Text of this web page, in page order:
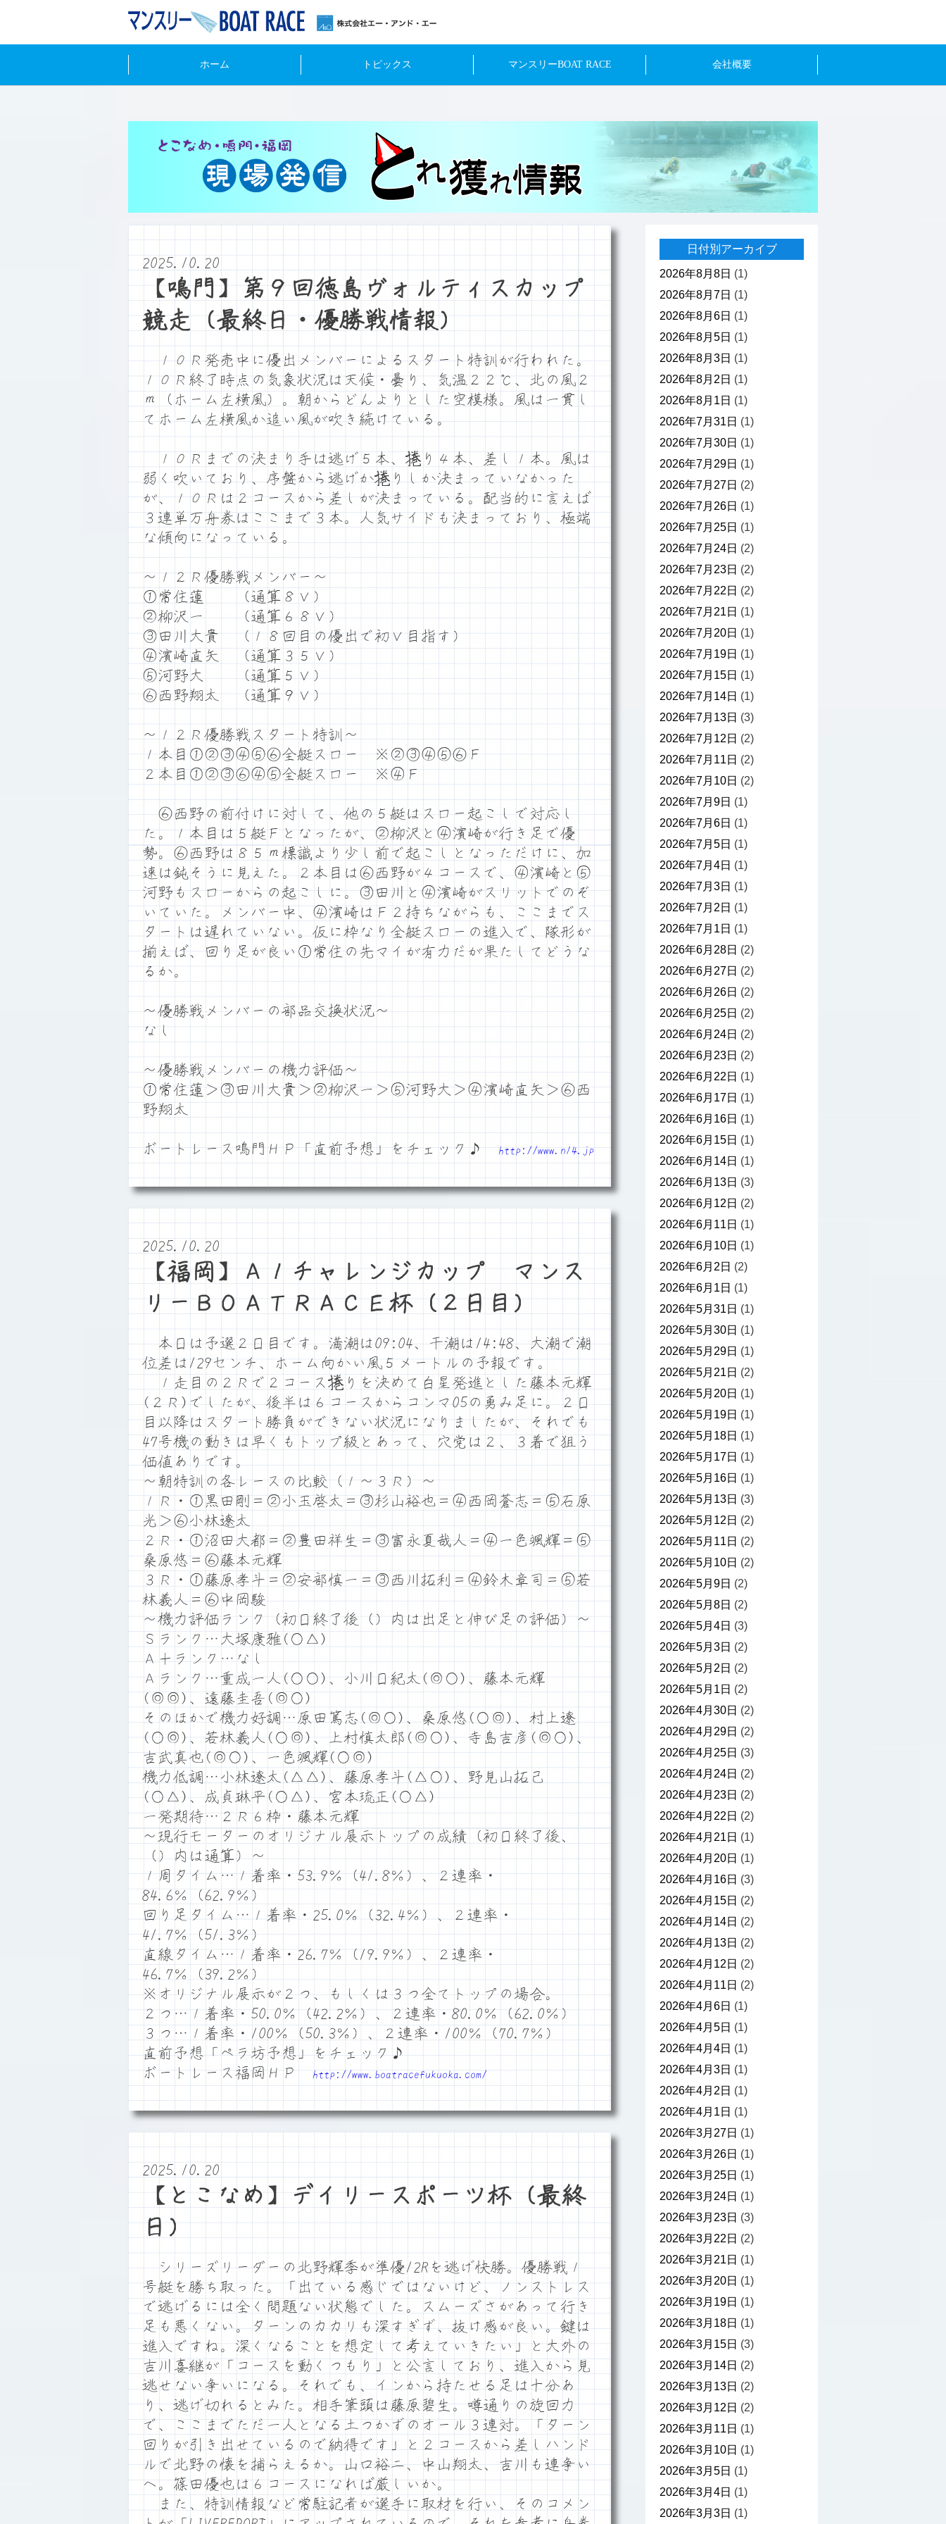
ホーム トピックス マンスリーBOAT RACE 会社概要
2025.10.20
【鳴門】第９回徳島ヴォルティスカップ
競走（最終日・優勝戦情報）
１０Ｒ発売中に優出メンバーによるスタート特訓が行われた。
１０Ｒ終了時点の気象状況は天候・曇り、気温２２℃、北の風２
ｍ（ホーム左横風）。朝からどんよりとした空模様。風は一貫し
てホーム左横風か追い風が吹き続けている。
１０Ｒまでの決まり手は逃げ５本、捲り４本、差し１本。風は
弱く吹いており、序盤から逃げか捲りしか決まっていなかった
が、１０Ｒは２コースから差しが決まっている。配当的に言えば
３連単万舟券はここまで３本。人気サイドも決まっており、極端
な傾向になっている。
～１２Ｒ優勝戦メンバー～
①常住蓮 （通算８Ｖ）
②柳沢一 （通算６８Ｖ）
③田川大貴 （１８回目の優出で初Ｖ目指す）
④濱崎直矢 （通算３５Ｖ）
⑤河野大 （通算５Ｖ）
⑥西野翔太 （通算９Ｖ）
～１２Ｒ優勝戦スタート特訓～
１本目①②③④⑤⑥全艇スロー ※②③④⑤⑥Ｆ
２本目①②③⑥④⑤全艇スロー ※④Ｆ
⑥西野の前付けに対して、他の５艇はスロー起こしで対応し
た。１本目は５艇Ｆとなったが、②柳沢と④濱崎が行き足で優
勢。⑥西野は８５ｍ標識より少し前で起こしとなっただけに、加
速は鈍そうに見えた。２本目は⑥西野が４コースで、④濱崎と⑤
河野もスローからの起こしに。③田川と④濱崎がスリットでのぞ
いていた。メンバー中、④濱崎はＦ２持ちながらも、ここまでス
タートは遅れていない。仮に枠なり全艇スローの進入で、隊形が
揃えば、回り足が良い①常住の先マイが有力だが果たしてどうな
るか。
～優勝戦メンバーの部品交換状況～
なし
～優勝戦メンバーの機力評価～
①常住蓮＞③田川大貴＞②柳沢一＞⑤河野大＞④濱崎直矢＞⑥西
野翔太
ボートレース鳴門ＨＰ「直前予想」をチェック♪ http://www.n14.jp
2025.10.20
【福岡】Ａ１チャレンジカップ マンス
リーＢＯＡＴＲＡＣＥ杯（２日目）
本日は予選２日目です。満潮は09:04、干潮は14:48、大潮で潮
位差は129センチ、ホーム向かい風５メートルの予報です。
１走目の２Ｒで２コース捲りを決めて白星発進とした藤本元輝
(２Ｒ)でしたが、後半は６コースからコンマ05の勇み足に。２日
目以降はスタート勝負ができない状況になりましたが、それでも
47号機の動きは早くもトップ級とあって、穴党は２、３着で狙う
価値ありです。
～朝特訓の各レースの比較（１～３Ｒ）～
１Ｒ・①黒田剛＝②小玉啓太＝③杉山裕也＝④西岡蒼志＝⑤石原
光＞⑥小林遼太
２Ｒ・①沼田大都＝②豊田祥生＝③富永夏哉人＝④一色颯輝＝⑤
桑原悠＝⑥藤本元輝
３Ｒ・①藤原孝斗＝②安部慎一＝③西川拓利＝④鈴木章司＝⑤若
林義人＝⑥中岡駿
～機力評価ランク（初日終了後（）内は出足と伸び足の評価）～
Ｓランク…大塚康雅(○△)
Ａ＋ランク…なし
Ａランク…重成一人(○○)、小川日紀太(◎○)、藤本元輝
(◎◎)、遠藤圭吾(◎○)
そのほかで機力好調…原田篤志(◎○)、桑原悠(○◎)、村上遼
(○◎)、若林義人(○◎)、上村慎太郎(◎○)、寺島吉彦(◎○)、
吉武真也(◎○)、一色颯輝(○◎)
機力低調…小林遼太(△△)、藤原孝斗(△○)、野見山拓己
(○△)、成貞琳平(○△)、宮本琉正(○△)
一発期待…２Ｒ６枠・藤本元輝
～現行モーターのオリジナル展示トップの成績（初日終了後、
（）内は通算）～
１周タイム…１着率・53.9％（41.8％）、２連率・
84.6％（62.9％）
回り足タイム…１着率・25.0％（32.4％）、２連率・
41.7％（51.3％）
直線タイム…１着率・26.7％（19.9％）、２連率・
46.7％（39.2％）
※オリジナル展示が２つ、もしくは３つ全てトップの場合。
２つ…１着率・50.0％（42.2％）、２連率・80.0％（62.0％）
３つ…１着率・100％（50.3％）、２連率・100％（70.7％）
直前予想「ペラ坊予想」をチェック♪
ボートレース福岡ＨＰ
http://www.boatracefukuoka.com/
2025.10.20
【とこなめ】デイリースポーツ杯（最終
日）
シリーズリーダーの北野輝季が準優12Rを逃げ快勝。優勝戦１
号艇を勝ち取った。「出ている感じではないけど、ノンストレス
で逃げるには全く問題ない状態でした。スムーズさがあって行き
足も悪くない。ターンのカカリも深すぎず、抜け感が良い。鍵は
進入ですね。深くなることを想定して考えていきたい」と大外の
吉川喜継が「コースを動くつもり」と公言しており、進入から見
逃せない争いになる。それでも、インから持たせる足は十分あ
り、逃げ切れるとみた。相手筆頭は藤原碧生。噂通りの旋回力
で、ここまでただ一人となる土つかずのオール３連対。「ターン
回りが引き出せているので納得です」と２コースから差しハンド
ルで北野の懐を捕らえるか。山口裕二、中山翔太、吉川も連争い
へ。篠田優也は６コースになれば厳しいか。
また、特訓情報など常駐記者が選手に取材を行い、そのコメン
日付別アーカイブ
2026年8月8日 (1)
2026年8月7日 (1)
2026年8月6日 (1)
2026年8月5日 (1)
2026年8月3日 (1)
2026年8月2日 (1)
2026年8月1日 (1)
2026年7月31日 (1)
2026年7月30日 (1)
2026年7月29日 (1)
2026年7月27日 (2)
2026年7月26日 (1)
2026年7月25日 (1)
2026年7月24日 (2)
2026年7月23日 (2)
2026年7月22日 (2)
2026年7月21日 (1)
2026年7月20日 (1)
2026年7月19日 (1)
2026年7月15日 (1)
2026年7月14日 (1)
2026年7月13日 (3)
2026年7月12日 (2)
2026年7月11日 (2)
2026年7月10日 (2)
2026年7月9日 (1)
2026年7月6日 (1)
2026年7月5日 (1)
2026年7月4日 (1)
2026年7月3日 (1)
2026年7月2日 (1)
2026年7月1日 (1)
2026年6月28日 (2)
2026年6月27日 (2)
2026年6月26日 (2)
2026年6月25日 (2)
2026年6月24日 (2)
2026年6月23日 (2)
2026年6月22日 (1)
2026年6月17日 (1)
2026年6月16日 (1)
2026年6月15日 (1)
2026年6月14日 (1)
2026年6月13日 (3)
2026年6月12日 (2)
2026年6月11日 (1)
2026年6月10日 (1)
2026年6月2日 (2)
2026年6月1日 (1)
2026年5月31日 (1)
2026年5月30日 (1)
2026年5月29日 (1)
2026年5月21日 (2)
2026年5月20日 (1)
2026年5月19日 (1)
2026年5月18日 (1)
2026年5月17日 (1)
2026年5月16日 (1)
2026年5月13日 (3)
2026年5月12日 (2)
2026年5月11日 (2)
2026年5月10日 (2)
2026年5月9日 (2)
2026年5月8日 (2)
2026年5月4日 (3)
2026年5月3日 (2)
2026年5月2日 (2)
2026年5月1日 (2)
2026年4月30日 (2)
2026年4月29日 (2)
2026年4月25日 (3)
2026年4月24日 (2)
2026年4月23日 (2)
2026年4月22日 (2)
2026年4月21日 (1)
2026年4月20日 (1)
2026年4月16日 (3)
2026年4月15日 (2)
2026年4月14日 (2)
2026年4月13日 (2)
2026年4月12日 (2)
2026年4月11日 (2)
2026年4月6日 (1)
2026年4月5日 (1)
2026年4月4日 (1)
2026年4月3日 (1)
2026年4月2日 (1)
2026年4月1日 (1)
2026年3月27日 (1)
2026年3月26日 (1)
2026年3月25日 (1)
2026年3月24日 (1)
2026年3月23日 (3)
2026年3月22日 (2)
2026年3月21日 (1)
2026年3月20日 (1)
2026年3月19日 (1)
2026年3月18日 (1)
2026年3月15日 (3)
2026年3月14日 (2)
2026年3月13日 (2)
2026年3月12日 (2)
2026年3月11日 (1)
2026年3月10日 (1)
2026年3月5日 (1)
2026年3月4日 (1)
2026年3月3日 (1)